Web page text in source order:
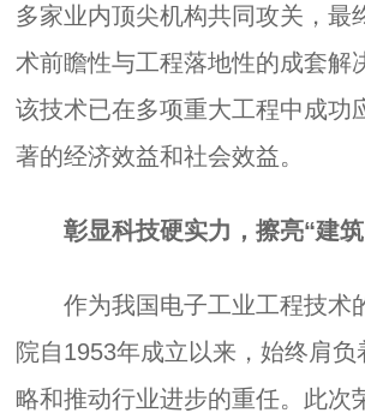
多家业内顶尖机构共同攻关，最
术前瞻性与工程落地性的成套解
该技术已在多项重大工程中成功
著的经济效益和社会效益。
彰显科技硬实力，擦亮“建
作为我国电子工业工程技术
院自1953年成立以来，始终肩负
略和推动行业进步的重任。此次